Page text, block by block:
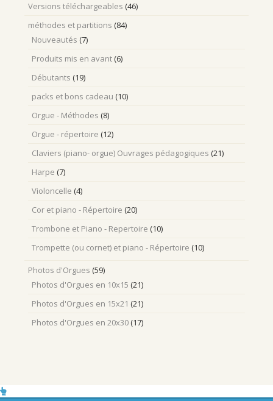
Versions téléchargeables (46)
méthodes et partitions (84)
Nouveautés (7)
Produits mis en avant (6)
Débutants (19)
packs et bons cadeau (10)
Orgue - Méthodes (8)
Orgue - répertoire (12)
Claviers (piano- orgue) Ouvrages pédagogiques (21)
Harpe (7)
Violoncelle (4)
Cor et piano - Répertoire (20)
Trombone et Piano - Repertoire (10)
Trompette (ou cornet) et piano - Répertoire (10)
Photos d'Orgues (59)
Photos d'Orgues en 10x15 (21)
Photos d'Orgues en 15x21 (21)
Photos d'Orgues en 20x30 (17)